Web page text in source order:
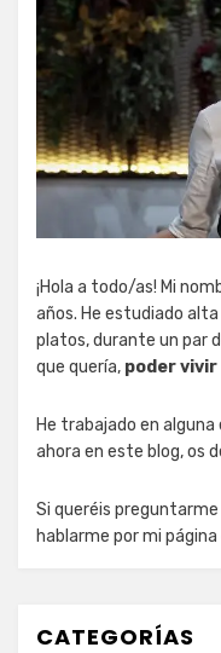
¡Hola a todo/as! Mi
años. He estudiado
platos, durante un par
que quería, poder
He trabajado en
ahora en este blog, os
Si queréis
hablarme por mi página
CATEGORÍAS